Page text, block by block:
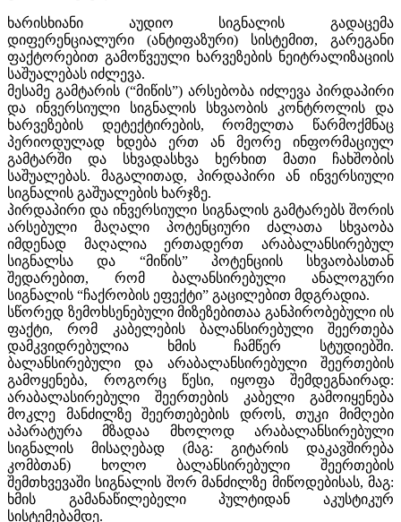
ხარისხიანი აუდიო სიგნალის გადაცემა
დიფერენციალური (ანტიფაზური) სისტემით, გარეგანი
ფაქტორებით გამოწვეული ხარვეზების ნეიტრალიზაციის
საშუალებას იძლევა.
მესამე გამტარის (“მიწის”) არსებობა იძლევა პირდაპირი
და ინვერსიული სიგნალის სხვაობის კონტროლის და
ხარვეზების დეტექტირების, რომელთა წარმოქმნაც
პერიოდულად ხდება ერთ ან მეორე ინფორმაციულ
გამტარში და სხვადასხვა ხერხით მათი ჩახშობის
საშუალებას. მაგალითად, პირდაპირი ან ინვერსიული
სიგნალის გაშუალების ხარჯზე.
პირდაპირი და ინვერსიული სიგნალის გამტარებს შორის
არსებული მაღალი პოტენციური ძალათა სხვაობა
იმდენად მაღალია ერთადერთ არაბალანსირებულ
სიგნალსა და “მიწის” პოტენციის სხვაობასთან
შედარებით, რომ ბალანსირებული ანალოგური
სიგნალის “ჩაქრობის ეფექტი” გაცილებით მდგრადია.
სწორედ ზემოხსენებული მიზეზებითაა განპირობებული ის
ფაქტი, რომ კაბელების ბალანსირებული შეერთება
დამკვიდრებულია ხმის ჩამწერ სტუდიებში.
ბალანსირებული და არაბალანსირებული შეერთების
გამოყენება, როგორც წესი, იყოფა შემდეგნაირად:
არაბალასირებული შეერთების კაბელი გამოიყენება
მოკლე მანძილზე შეერთებების დროს, თუკი მიმღები
აპარატურა მზადაა მხოლოდ არაბალანსირებული
სიგნალის მისაღებად (მაგ: გიტარის დაკავშირება
კომბთან) ხოლო ბალანსირებული შეერთების
შემთხვევაში სიგნალის შორ მანძილზე მიწოდებისას, მაგ:
ხმის გამანაწილებელი პულტიდან აკუსტიკურ
სისტემებამდე.